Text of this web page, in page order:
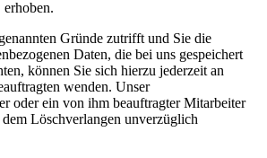
Gründe zutrifft und Sie die
Daten, die bei uns gespeichert
können Sie sich hierzu jederzeit an
wenden. Unser
oder ein von ihm beauftragter Mitarbeiter
Löschverlangen unverzüglich